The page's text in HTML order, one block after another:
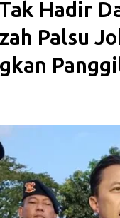
Hadir
Palsu